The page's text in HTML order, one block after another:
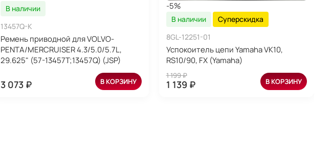
В наличии
13457Q-K
Ремень приводной для VOLVO-
PENTA/MERCRUISER 4.3/5.0/5.7L,
29.625" (57-13457T;13457Q) (JSP)
3 073 ₽ В КОРЗИНУ
-5%
В наличии
Суперскидка
8GL-12251-01
Успокоитель цепи Yamaha VK10,
RS10/90, FX (Yamaha)
1 199 ₽
1 139 ₽ В КОРЗИНУ